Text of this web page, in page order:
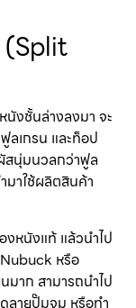
(Split
งชั้นล่างลงมา จะ
เกรน และท็อป
นุ่มนวลกว่าฟูล
าใช้ผลิตสินค้า
หนังแท้ แล้วนำไป
หรือ
าก สามารถนำไป
ลายปั๊มจม หรือทำ